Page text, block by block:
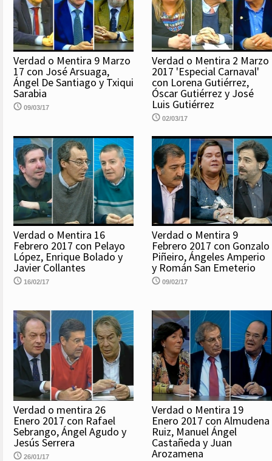
Verdad o Mentira 9 Marzo
17 con José Arsuaga,
Ángel De Santiago y Txiqui
Sarabia
09/03/17
Verdad o Mentira 2 Marzo
2017 'Especial Carnaval'
con Lorena Gutiérrez,
Óscar Gutiérrez y José
Luis Gutiérrez
02/03/17
Verdad o Mentira 16
Febrero 2017 con Pelayo
López, Enrique Bolado y
Javier Collantes
16/02/17
Verdad o Mentira 9
Febrero 2017 con Gonzalo
Piñeiro, Ángeles Amperio
y Román San Emeterio
09/02/17
Verdad o mentira 26
Enero 2017 con Rafael
Sebrango, Ángel Agudo y
Jesús Serrera
26/01/17
Verdad o Mentira 19
Enero 2017 con Almudena
Ruiz, Manuel Ángel
Castañeda y Juan
Arozamena